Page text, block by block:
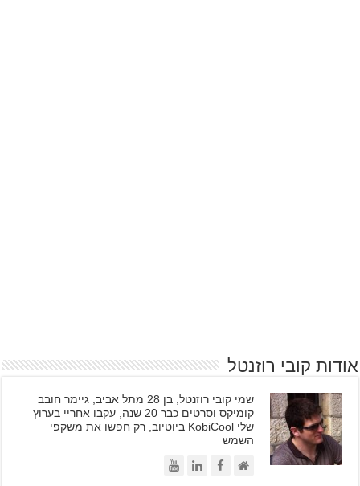
אודות קובי רוזנטל
שמי קובי רוזנטל, בן 28 מתל אביב, גיימר חובב
קומיקס וסרטים כבר 20 שנה, עקבו אחריי בערוץ
שלי KobiCool ביוטיוב, רק חפשו את משקפי
השמש